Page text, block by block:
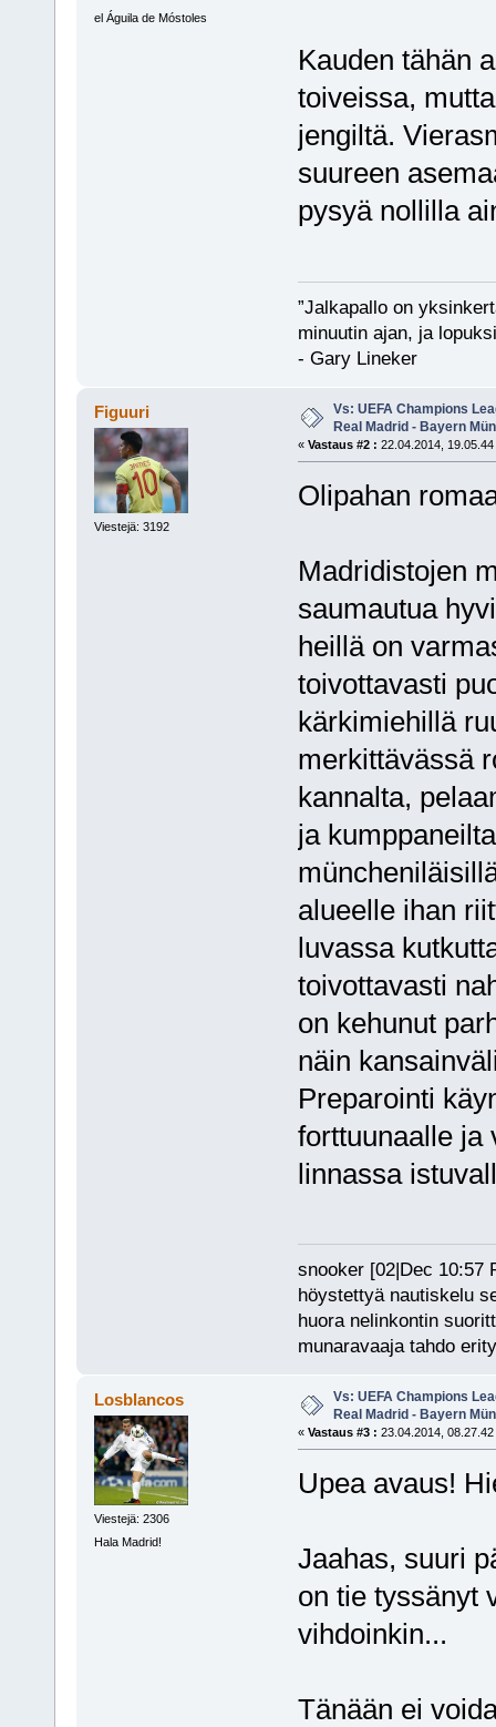
el Águila de Móstoles
Kauden tähän
toiveissa,
jengiltä.
suureen
pysyä nollilla
”Jalkapallo on
minuutin ajan, ja
- Gary Lineker
Figuuri
Viestejä: 3192
Vs: UEFA Champions
Real Madrid - Bayern
« Vastaus #2 : 22.04.2014, 19.05.44
Olipahan
Madridistojen
saumautua
heillä on
toivottavasti
kärkimiehillä
merkittävässä
kannalta,
ja
alueelle ihan
luvassa
toivottavasti
on kehunut
näin
Preparointi
forttuunaalle ja
linnassa
snooker [02|Dec 10:57
höystettyä nautiskelu
huora nelinkontin
munaravaaja tahdo
Losblancos
Viestejä: 2306
Hala Madrid!
Vs: UEFA Champions
Real Madrid - Bayern
« Vastaus #3 : 23.04.2014, 08.27.42
Upea avaus!
Jaahas, suuri
on tie tyssänyt
vihdoinkin...
Tänään ei